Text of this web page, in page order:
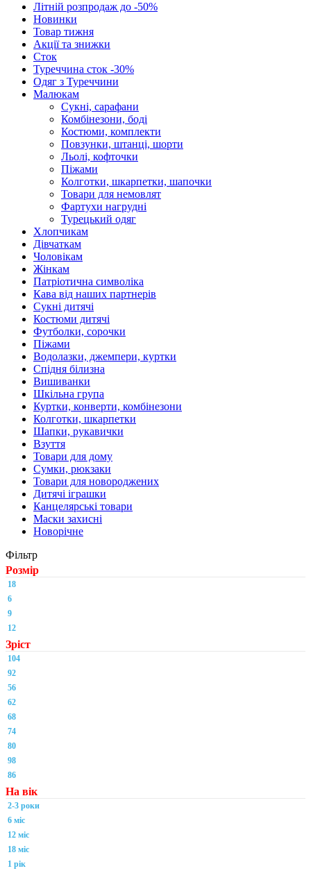
Літній розпродаж до -50%
Новинки
Товар тижня
Акції та знижки
Сток
Туреччина сток -30%
Одяг з Туреччини
Малюкам
Сукні, сарафани
Комбінезони, боді
Костюми, комплекти
Повзунки, штанці, шорти
Льолі, кофточки
Піжами
Колготки, шкарпетки, шапочки
Товари для немовлят
Фартухи нагрудні
Турецький одяг
Хлопчикам
Дівчаткам
Чоловікам
Жінкам
Патріотична символіка
Кава від наших партнерів
Сукні дитячі
Костюми дитячі
Футболки, сорочки
Піжами
Водолазки, джемпери, куртки
Спідня білизна
Вишиванки
Шкільна група
Куртки, конверти, комбінезони
Колготки, шкарпетки
Шапки, рукавички
Взуття
Товари для дому
Сумки, рюкзаки
Товари для новороджених
Дитячі іграшки
Канцелярські товари
Маски захисні
Новорічне
Фільтр
Розмір
18
6
9
12
Зріст
104
92
56
62
68
74
80
98
86
На вік
2-3 роки
6 міс
12 міс
18 міс
1 рік